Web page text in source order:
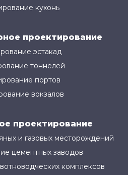
кухонь
проектирование
эстакад
тоннелей
портов
вокзалов
проектирование
и газовых месторождений
цементных заводов
комплексов